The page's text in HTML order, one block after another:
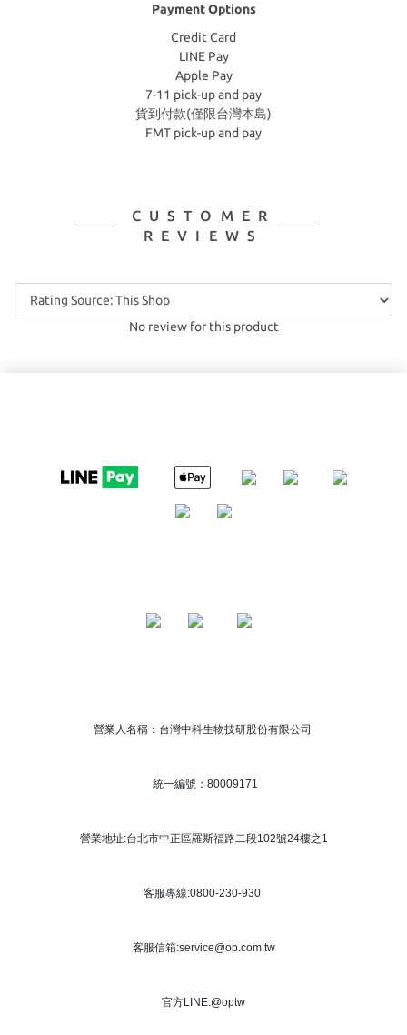
Payment Options
Credit Card
LINE Pay
Apple Pay
7-11 pick-up and pay
貨到付款(僅限台灣本島)
FMT pick-up and pay
CUSTOMER
REVIEWS
No review for this product
營業人名稱：台灣中科生物技研股份有限公司
統一編號：80009171
營業地址:台北市中正區羅斯福路二段102號24樓之1
客服專線:0800-230-930
客服信箱:service@op.com.tw
官方LINE:@optw